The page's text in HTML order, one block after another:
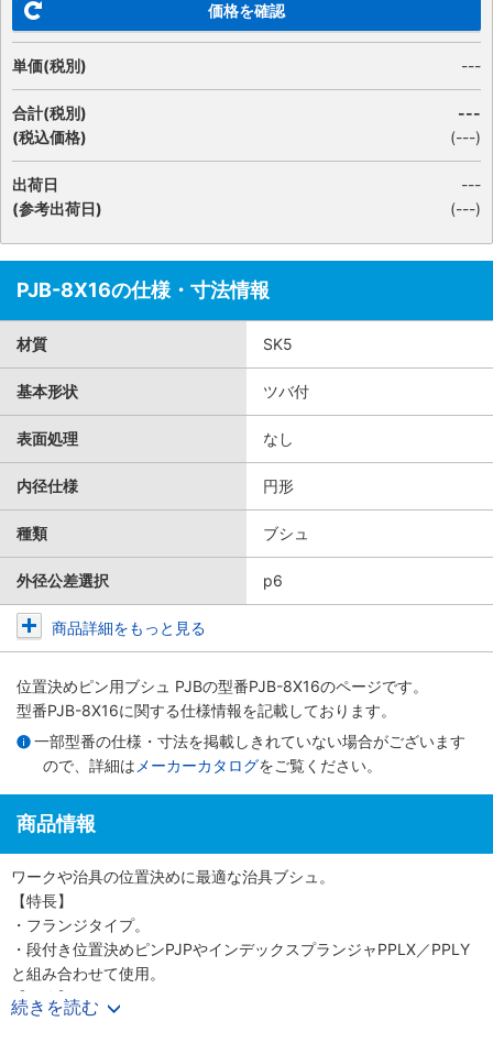
価格を確認
単価(税別) ---
合計(税別)
(税込価格)
---
(---)
出荷日
(参考出荷日)
---
(---)
PJB-8X16の仕様・寸法情報
材質 SK5
基本形状 ツバ付
表面処理 なし
内径仕様 円形
種類 ブシュ
外径公差選択 p6
商品詳細をもっと見る
位置決めピン用ブシュ PJBの型番PJB-8X16のページです。
型番PJB-8X16に関する仕様情報を記載しております。
一部型番の仕様・寸法を掲載しきれていない場合がございます
ので、詳細は メーカーカタログをご覧ください。
商品情報
ワークや治具の位置決めに最適な治具ブシュ。
【特長】
・フランジタイプ。
・段付き位置決めピンPJPやインデックスプランジャPPLX／PPLY
と組み合わせて使用。
【用途】
・芯出しなどの用途に。
続きを読む